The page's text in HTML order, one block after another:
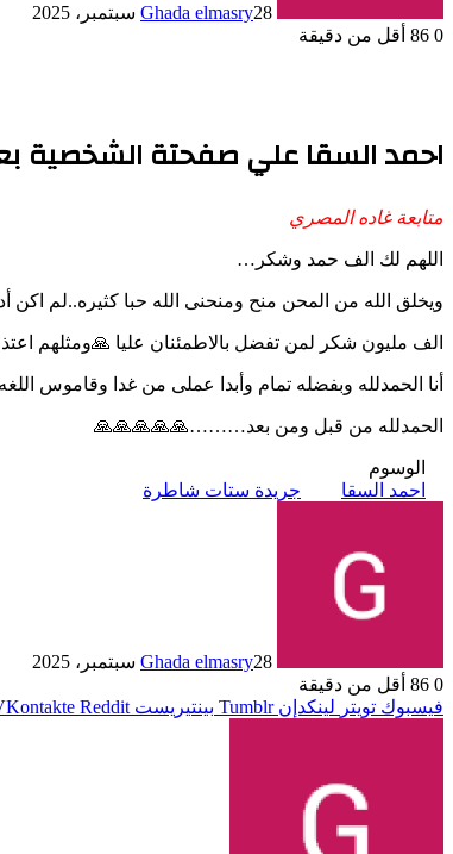
Ghada elmasry28 سبتمبر، 2025
0
أقل من دقيقة
احمد السقا علي صفحتة الشخصية
متابعة غاده المصري
اللهم لك الف حمد وشكر…
ويخلق الله من المحن منح ومنحنى الله حبا كثيره..لم اكن
الف مليون شكر لمن تفضل بالاطمئنان عليا 🙏ومثلهم
أنا الحمدلله وبفضله تمام وأبدا عملى من غدا وقاموس
الحمدلله من قبل ومن بعد………🙏🙏🙏🙏🙏
الوسوم
احمد السقا
جريدة ستات شاطرة
Ghada elmasry28 سبتمبر، 2025
0
أقل من دقيقة
فيسبوك تويتر لينكدإن بينتيريست